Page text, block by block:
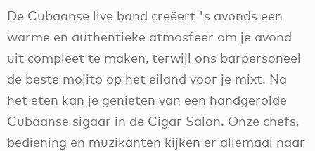
De Cubaanse live band creëert 's avonds een
warme en authentieke atmosfeer om je avond
uit compleet te maken, terwijl ons barpersoneel
de beste mojito op het eiland voor je mixt. Na
het eten kan je genieten van een handgerolde
Cubaanse sigaar in de Cigar Salon. Onze chefs,
bediening en muzikanten kijken er allemaal naar